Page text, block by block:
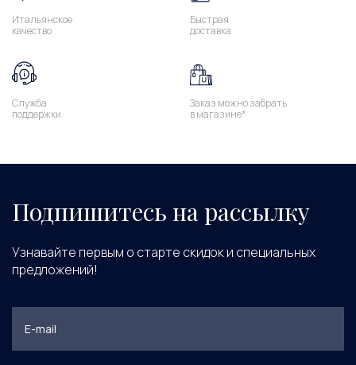
Итальянское
качество
Быстрая
доставка
Служба
поддержки
Заказ можно забрать
в магазине*
Подпишитесь на рассылку
Узнавайте первым о старте скидок и специальных
предложений!